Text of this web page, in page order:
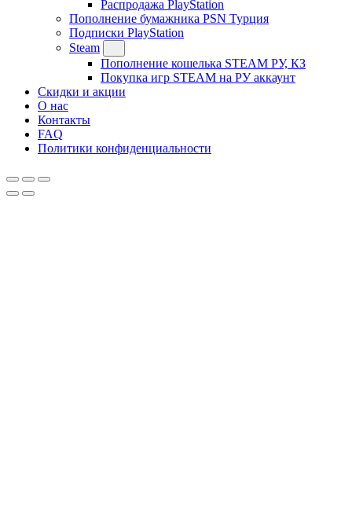
Распродажа PlayStation
Пополнение бумажника PSN Турция
Подписки PlayStation
Steam
Пополнение кошелька STEAM РУ, КЗ
Покупка игр STEAM на РУ аккаунт
Скидки и акции
О нас
Контакты
FAQ
Политики конфиденциальности